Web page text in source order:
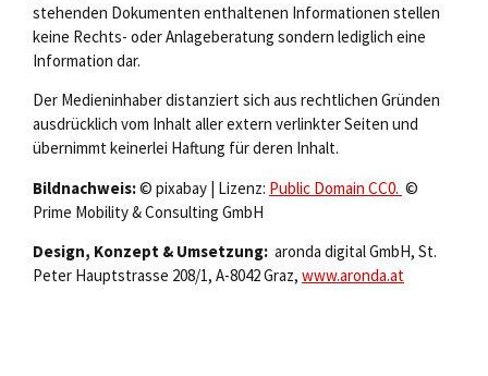
stehenden Dokumenten enthaltenen Informationen stellen
keine Rechts- oder Anlageberatung sondern lediglich eine
Information dar.
Der Medieninhaber distanziert sich aus rechtlichen Gründen
ausdrücklich vom Inhalt aller extern verlinkter Seiten und
übernimmt keinerlei Haftung für deren Inhalt.
Bildnachweis:© pixabay | Lizenz: Public Domain CC0. ©
Prime Mobility & Consulting GmbH
Design, Konzept & Umsetzung: aronda digital GmbH, St.
Peter Hauptstrasse 208/1, A-8042 Graz, www.aronda.at